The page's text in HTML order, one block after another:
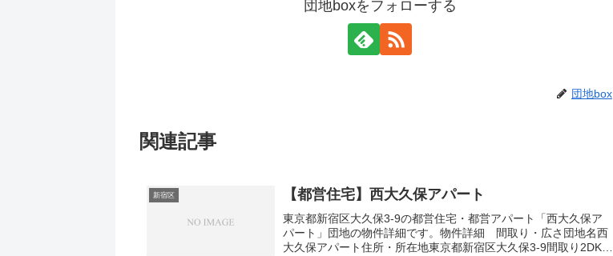
団地boxをフォローする
団地box
関連記事
新宿区 【都営住宅】西大久保アパート
東京都新宿区大久保3-9の都営住宅・都営アパート「西大久保ア
パート」団地の物件詳細です。物件詳細 間取り・広さ団地名西
大久保アパート住所・所在地東京都新宿区大久保3-9間取り2DK-